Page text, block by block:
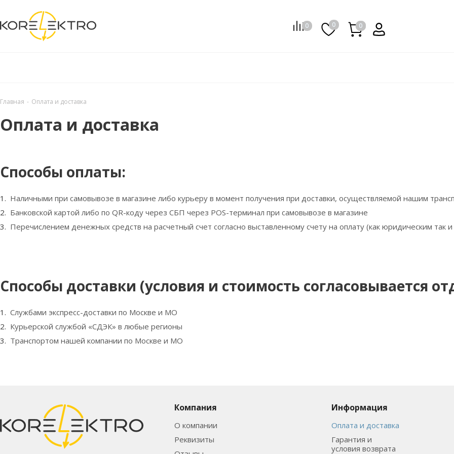
0 0 0
0
Главная - Оплата и доставка
Оплата и доставка
Способы оплаты:
Наличными при самовывозе в магазине либо курьеру в момент получения при доставки, осуществляемой нашим
Банковской картой либо по QR-коду через СБП через POS-терминал при самовывозе в магазине
Перечислением денежных средств на расчетный счет согласно выставленному счету на оплату (как юридическим так
Способы доставки (условия и стоимость согласовывается
Службами экспресс-доставки по Москве и МО
Курьерской службой «СДЭК» в любые регионы
Транспортом нашей компании по Москве и МО
Компания
О компании
Реквизиты
Информация
Оплата и доставка
Гарантия и
условия возврата